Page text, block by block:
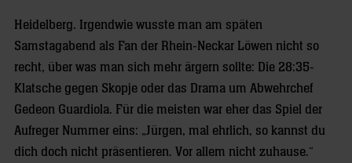
Heidelberg. Irgendwie wusste man am späten
Samstagabend als Fan der Rhein-Neckar Löwen nicht so
recht, über was man sich mehr ärgern sollte: Die 28:35-
Klatsche gegen Skopje oder das Drama um Abwehrchef
Gedeon Guardiola. Für die meisten war eher das Spiel der
Aufreger Nummer eins: „Jürgen, mal ehrlich, so kannst du
dich doch nicht präsentieren. Vor allem nicht zuhause.“